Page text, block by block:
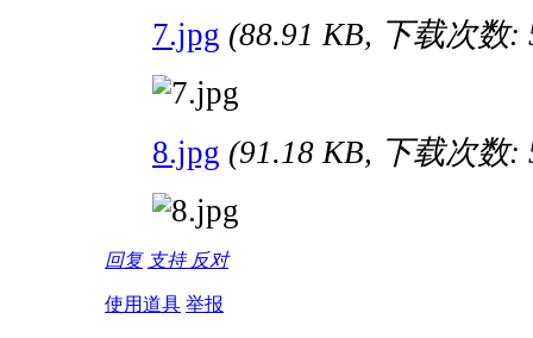
7.jpg (88.91 KB, 下载次数:
8.jpg (91.18 KB, 下载次数:
回复 支持 反对
使用道具 举报